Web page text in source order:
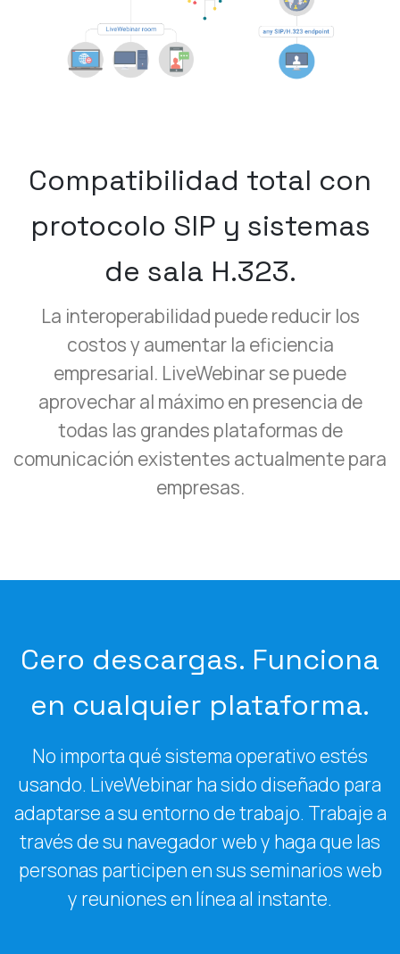
Compatibilidad total con
protocolo SIP y sistemas
de sala H.323.
La interoperabilidad puede reducir los
costos y aumentar la eficiencia
empresarial. LiveWebinar se puede
aprovechar al máximo en presencia de
todas las grandes plataformas de
comunicación existentes actualmente para
empresas.
Cero descargas. Funciona
en cualquier plataforma.
No importa qué sistema operativo estés
usando. LiveWebinar ha sido diseñado para
adaptarse a su entorno de trabajo. Trabaje a
través de su navegador web y haga que las
personas participen en sus seminarios web
y reuniones en línea al instante.